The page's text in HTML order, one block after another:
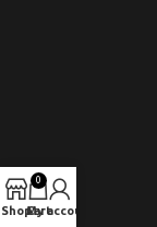
Shop
0
Cart
My account